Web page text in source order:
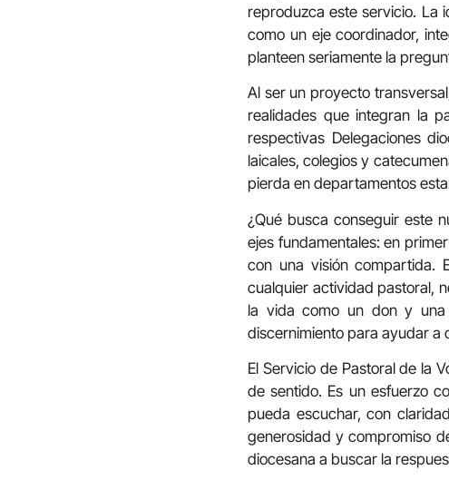
reproduzca este servicio. La
como un eje coordinador,
planteen seriamente la
Al ser un proyecto
realidades que integran la
respectivas Delegaciones
laicales, colegios y
pierda en departamentos
¿Qué busca conseguir este
ejes fundamentales: en
con una visión compartida.
cualquier actividad pastoral,
la vida como un don y una
discernimiento para ayudar a
El Servicio de Pastoral de la
de sentido. Es un esfuerzo
pueda escuchar, con
generosidad y compromiso
diocesana a buscar la